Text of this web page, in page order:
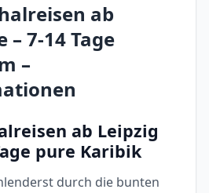
ab
– 7-14 Tage
–
ab Leipzig
pure Karibik
durch die bunten